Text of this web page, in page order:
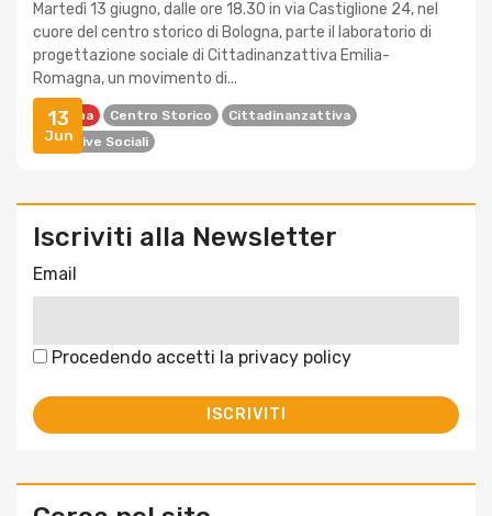
13
Jun
Martedì 13 giugno, dalle ore 18.30 in via Castiglione 24, nel
cuore del centro storico di Bologna, parte il laboratorio di
progettazione sociale di Cittadinanzattiva Emilia-
Romagna, un movimento di...
Bologna Centro Storico
Cittadinanzattiva
Iniziative Sociali
Iscriviti alla Newsletter
Email
Procedendo accetti la privacy policy